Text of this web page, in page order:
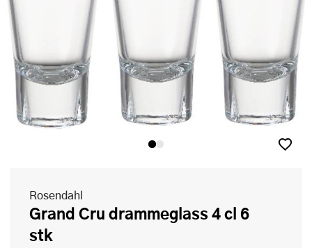
Rosendahl
Grand Cru drammeglass 4 cl 6
stk